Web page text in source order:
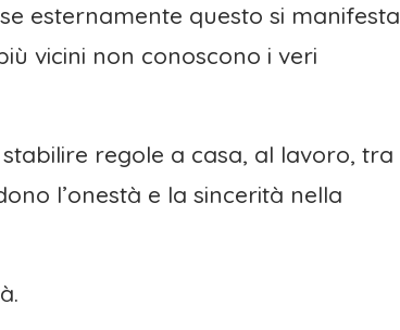
esternamente questo si manifesta
vicini non conoscono i veri
regole a casa, al lavoro, tra
l’onestà e la sincerità nella